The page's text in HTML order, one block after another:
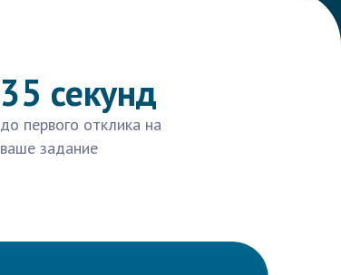
35 секунд
до первого отклика на
ваше задание